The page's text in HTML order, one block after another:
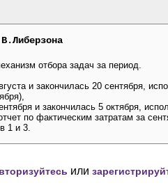
отбора задач за период.
и закончилась 20 сентября,
и закончилась 5 октября,
по фактическим затратам за
1 и 3.
или